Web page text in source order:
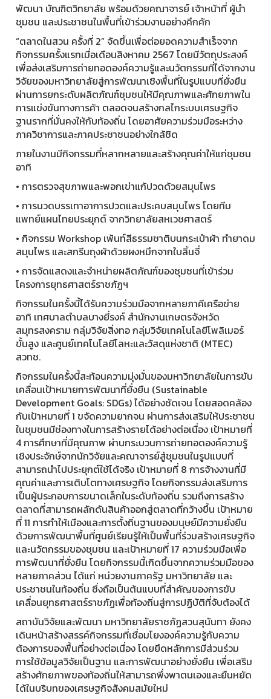
พัฒนา บัณฑิตวิทยาลัย พร้อมด้วยคณาจารย์ เจ้าหน้าที่ ผู้นำ
ชุมชน และประชาชนในพื้นที่เข้าร่วมงานอย่างคึกคัก
“ตลาดในสวน ครั้งที่ 2” จัดขึ้นเพื่อต่อยอดความสำเร็จจาก
กิจกรรมครั้งแรกเมื่อเดือนสิงหาคม 2567 โดยมีวัตถุประสงค์
เพื่อส่งเสริมการถ่ายทอดองค์ความรู้และนวัตกรรมที่ได้จากงาน
วิจัยของมหาวิทยาลัยสู่การพัฒนาเชิงพื้นที่ในรูปแบบที่ยั่งยืน
ผ่านการยกระดับผลิตภัณฑ์ชุมชนให้มีคุณภาพและศักยภาพใน
การแข่งขันทางการค้า ตลอดจนสร้างกลไกระบบเศรษฐกิจ
ฐานรากที่มั่นคงให้กับท้องถิ่น โดยอาศัยความร่วมมือระหว่าง
ภาควิชาการและภาคประชาชนอย่างใกล้ชิด
ภายในงานมีกิจกรรมที่หลากหลายและสร้างคุณค่าให้แก่ชุมชน
อาทิ
• การตรวจสุขภาพและพอกเข่าแก้ปวดด้วยสมุนไพร
• การนวดบรรเทาอาการปวดและประคบสมุนไพร โดยทีม
แพทย์แผนไทยประยุกต์ จากวิทยาลัยสหเวชศาสตร์
• กิจกรรม Workshop เพ้นท์สีธรรมชาติบนกระเป๋าผ้า ทำยาดม
สมุนไพร และสกรีนถุงผ้าด้วยผงหมึกจากใบลิ้นจี่
• การจัดแสดงและจำหน่ายผลิตภัณฑ์ของชุมชนที่เข้าร่วม
โครงการยุทธศาสตร์ราชภัฏฯ
กิจกรรมในครั้งนี้ได้รับความร่วมมือจากหลายภาคีเครือข่าย
อาทิ เทศบาลตำบลบางยี่รงค์ สำนักงานเกษตรจังหวัด
สมุทรสงคราม กลุ่มวิจัยสิ่งทอ กลุ่มวิจัยเทคโนโลยีโพลิเมอร์
ขั้นสูง และศูนย์เทคโนโลยีโลหะและวัสดุแห่งชาติ (MTEC)
สวทช.
กิจกรรมในครั้งนี้สะท้อนความมุ่งมั่นของมหาวิทยาลัยในการขับ
เคลื่อนเป้าหมายการพัฒนาที่ยั่งยืน (Sustainable
Development Goals: SDGs) ได้อย่างชัดเจน โดยสอดคล้อง
กับเป้าหมายที่ 1 ขจัดความยากจน ผ่านการส่งเสริมให้ประชาชน
ในชุมชนมีช่องทางในการสร้างรายได้อย่างต่อเนื่อง เป้าหมายที่
4 การศึกษาที่มีคุณภาพ ผ่านกระบวนการถ่ายทอดองค์ความรู้
เชิงประจักษ์จากนักวิจัยและคณาจารย์สู่ชุมชนในรูปแบบที่
สามารถนำไปประยุกต์ใช้ได้จริง เป้าหมายที่ 8 การจ้างงานที่มี
คุณค่าและการเติบโตทางเศรษฐกิจ โดยกิจกรรมส่งเสริมการ
เป็นผู้ประกอบการขนาดเล็กในระดับท้องถิ่น รวมถึงการสร้าง
ตลาดที่สามารถผลักดันสินค้าออกสู่ตลาดที่กว้างขึ้น เป้าหมาย
ที่ 11 การทำให้เมืองและการตั้งถิ่นฐานของมนุษย์มีความยั่งยืน
ด้วยการพัฒนาพื้นที่ศูนย์เรียนรู้ให้เป็นพื้นที่ร่วมสร้างเศรษฐกิจ
และนวัตกรรมของชุมชน และเป้าหมายที่ 17 ความร่วมมือเพื่อ
การพัฒนาที่ยั่งยืน โดยกิจกรรมนี้เกิดขึ้นจากความร่วมมือของ
หลายภาคส่วน ได้แก่ หน่วยงานภาครัฐ มหาวิทยาลัย และ
ประชาชนในท้องถิ่น ซึ่งถือเป็นต้นแบบที่สำคัญของการขับ
เคลื่อนยุทธศาสตร์ราชภัฏเพื่อท้องถิ่นสู่การปฏิบัติที่จับต้องได้
สถาบันวิจัยและพัฒนา มหาวิทยาลัยราชภัฏสวนสุนันทา ยังคง
เดินหน้าสร้างสรรค์กิจกรรมที่เชื่อมโยงองค์ความรู้กับความ
ต้องการของพื้นที่อย่างต่อเนื่อง โดยยึดหลักการมีส่วนร่วม
การใช้ข้อมูลวิจัยเป็นฐาน และการพัฒนาอย่างยั่งยืน เพื่อเสริม
สร้างศักยภาพของท้องถิ่นให้สามารถพึ่งพาตนเองและยืนหยัด
ได้ในบริบทของเศรษฐกิจสังคมสมัยใหม่